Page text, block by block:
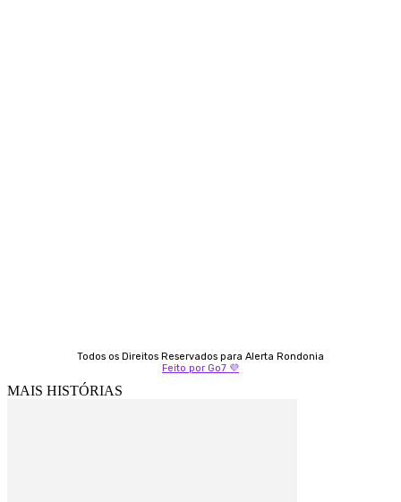
Todos os Direitos Reservados para Alerta Rondonia
Feito por Go7 💜
MAIS HISTÓRIAS